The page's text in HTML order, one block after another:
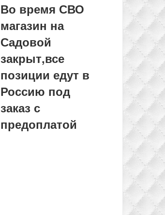
Во время СВО
магазин на
Садовой
закрыт,все
позиции едут в
Россию под
заказ с
предоплатой